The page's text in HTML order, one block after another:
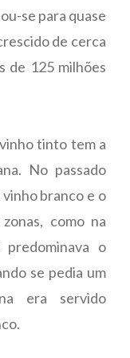
se para quase
de cerca
de 125 milhões
tinto tem a
No passado
branco e o
como na
o
se pedia um
era servido